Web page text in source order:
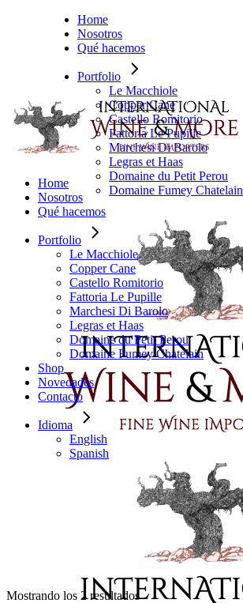
Home
Nosotros
Qué hacemos
Portfolio
Le Macchiole
Copper Cane
Castello Romitorio
Fattoria Le Pupille
Marchesi Di Barolo
Legras et Haas
Domaine du Petit Perou
Domaine Fumey Chatelain
Home
Nosotros
Qué hacemos
Portfolio
Le Macchiole
Copper Cane
Castello Romitorio
Fattoria Le Pupille
Marchesi Di Barolo
Legras et Haas
Domaine du Petit Perou
Domaine Fumey Chatelain
Shop
Novedades
Contacto
Idioma
English
Spanish
Mostrando los 2 resultadosOrdenado